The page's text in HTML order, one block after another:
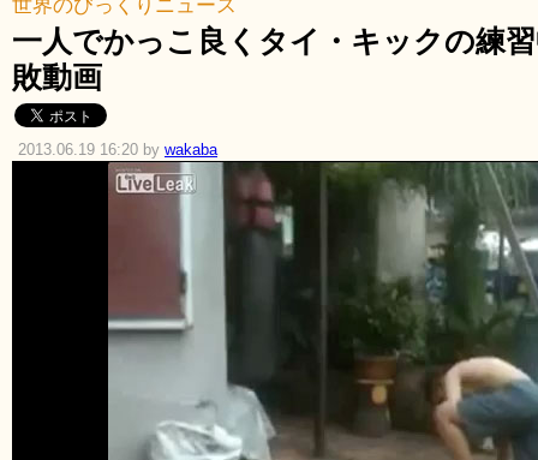
世界のびっくりニュース
一人でかっこ良くタイ・キックの練
敗動画
2013.06.19 16:20 by wakaba